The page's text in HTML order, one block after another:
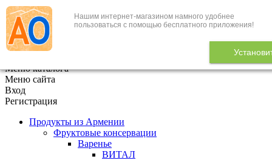
Нашим интернет-магазином намного удобнее
пользоваться с помощью бесплатного приложения!
+7 (495) 646-888-1
В корзине 0
Меню каталога
Меню сайта
Вход
Регистрация
Продукты из Армении
Фруктовые консервации
Варенье
ВИТАЛ